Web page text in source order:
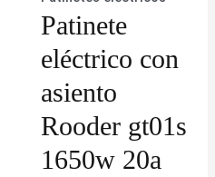
Patinete
eléctrico con
asiento
Rooder gt01s
1650w 20a